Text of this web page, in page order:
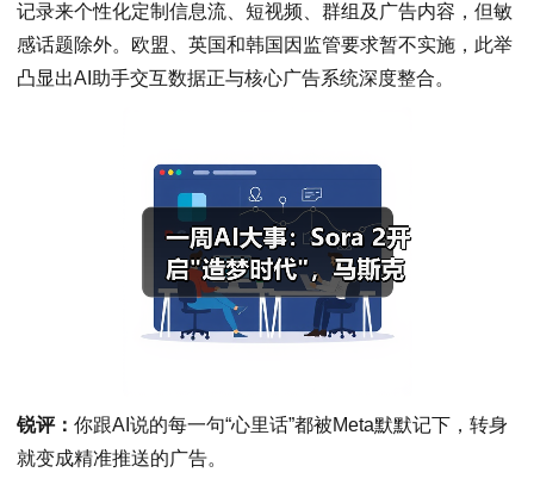
记录来个性化定制信息流、短视频、群组及广告内容，但敏
感话题除外。欧盟、英国和韩国因监管要求暂不实施，此举
凸显出AI助手交互数据正与核心广告系统深度整合。
锐评： 你跟AI说的每一句“心里话”都被Meta默默记下，转身
就变成精准推送的广告。